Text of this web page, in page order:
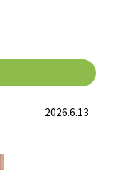
2026.6.13